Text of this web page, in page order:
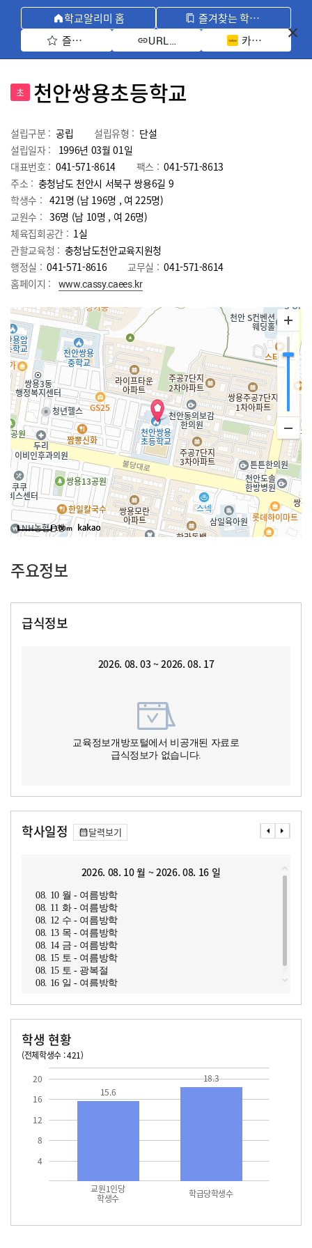
학교알리미 홈
즐겨찾는 학교 모아보기
즐겨찾기 선택
URL 복사 카카오톡 공유
초 천안쌍용초등학교
설립구분 : 공립 설립유형 : 단설
설립일자 :
1996년 03월 01일
대표번호 : 041-571-8614 팩스 : 041-571-8613
주소 : 충청남도 천안시 서북구 쌍용6길 9
학생수 : 421명 (남 196명 , 여 225명)
교원수 : 36명 (남 10명 , 여 26명)
체육집회공간 : 1실
관할교육청 : 충청남도천안교육지원청
행정실 : 041-571-8616 교무실 : 041-571-8614
홈페이지 :
www.cassy.caees.kr
100m
주요정보
급식정보
2026. 08. 03 ~ 2026. 08. 17
교육정보개방포털에서 비공개된 자료로
급식정보가 없습니다.
학사일정 달력보기
2026. 08. 10 월 ~ 2026. 08. 16 일
08. 10 월 - 여름방학
08. 11 화 - 여름방학
08. 12 수 - 여름방학
08. 13 목 - 여름방학
08. 14 금 - 여름방학
08. 15 토 - 여름방학
08. 15 토 - 광복절
08. 16 일 - 여름방학
학생 현황
(전체학생수 : 421)
4
8
12
16
20
교원1인당
학생수 학급당학생수
15.6
18.3